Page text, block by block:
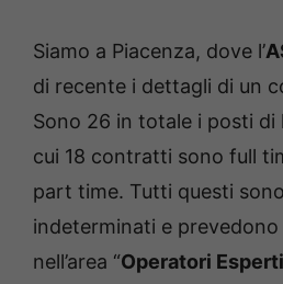
Siamo a Piacenza, dove l’
di recente i dettagli di un
Sono 26 in totale i posti
cui 18 contratti sono full
part time. Tutti questi
indeterminati e
nell’area “Operatori Esperti